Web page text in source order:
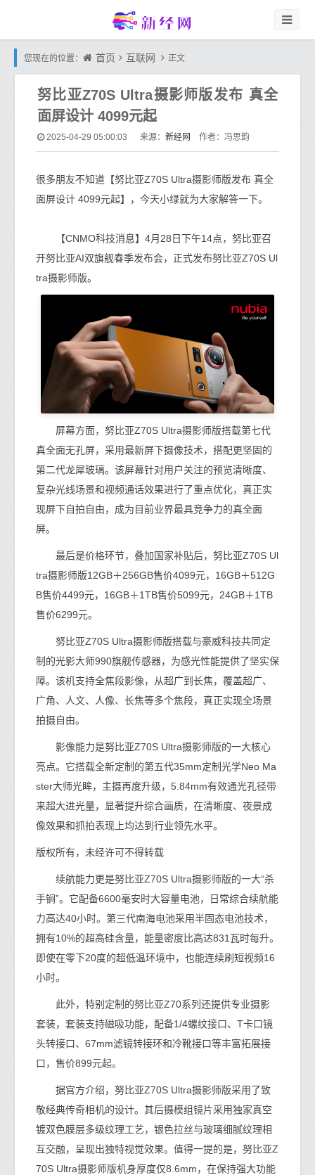
您现在的位置： 首页 互联网 正文
努比亚Z70S Ultra摄影师版发布 真全
面屏设计 4099元起
2025-04-29 05:00:03 来源： 新经网 作者：冯思韵
很多朋友不知道【努比亚Z70S Ultra摄影师版发布 真全
面屏设计 4099元起】，今天小绿就为大家解答一下。
【CNMO科技消息】4月28日下午14点，努比亚召
开努比亚AI双旗舰春季发布会，正式发布努比亚Z70S Ul
tra摄影师版。
屏幕方面，努比亚Z70S Ultra摄影师版搭载第七代
真全面无孔屏，采用最新屏下摄像技术，搭配更坚固的
第二代龙犀玻璃。该屏幕针对用户关注的预览清晰度、
复杂光线场景和视频通话效果进行了重点优化，真正实
现屏下自拍自由，成为目前业界最具竞争力的真全面
屏。
最后是价格环节，叠加国家补贴后，努比亚Z70S Ul
tra摄影师版12GB＋256GB售价4099元，16GB＋512G
B售价4499元，16GB＋1TB售价5099元，24GB＋1TB
售价6299元。
努比亚Z70S Ultra摄影师版搭载与豪威科技共同定
制的光影大师990旗舰传感器，为感光性能提供了坚实保
障。该机支持全焦段影像，从超广到长焦，覆盖超广、
广角、人文、人像、长焦等多个焦段，真正实现全场景
拍摄自由。
影像能力是努比亚Z70S Ultra摄影师版的一大核心
亮点。它搭载全新定制的第五代35mm定制光学Neo Ma
ster大师光眸，主摄再度升级，5.84mm有效通光孔径带
来超大进光量，显著提升综合画质，在清晰度、夜景成
像效果和抓拍表现上均达到行业领先水平。
版权所有，未经许可不得转载
续航能力更是努比亚Z70S Ultra摄影师版的一大“杀
手锏”。它配备6600毫安时大容量电池，日常综合续航能
力高达40小时。第三代南海电池采用半固态电池技术，
拥有10%的超高硅含量，能量密度比高达831瓦时每升。
即使在零下20度的超低温环境中，也能连续刷短视频16
小时。
此外，特别定制的努比亚Z70系列还提供专业摄影
套装，套装支持磁吸功能，配备1/4螺纹接口、T卡口镜
头转接口、67mm滤镜转接环和冷靴接口等丰富拓展接
口，售价899元起。
据官方介绍，努比亚Z70S Ultra摄影师版采用了致
敬经典传奇相机的设计。其后摄模组镜片采用独家真空
镀双色膜层多级纹理工艺，银色拉丝与玻璃细腻纹理相
互交融，呈现出独特视觉效果。值得一提的是，努比亚Z
70S Ultra摄影师版机身厚度仅8.6mm，在保持强大功能